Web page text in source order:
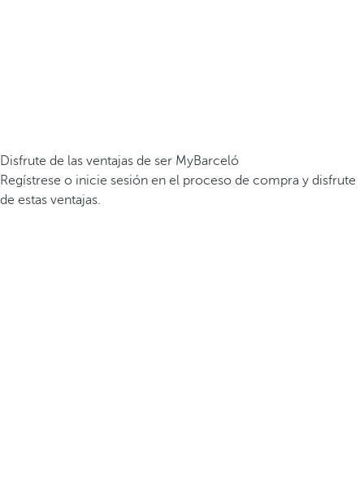
Disfrute de las ventajas de ser MyBarceló
Regístrese o inicie sesión en el proceso de compra y disfrute
de estas ventajas.